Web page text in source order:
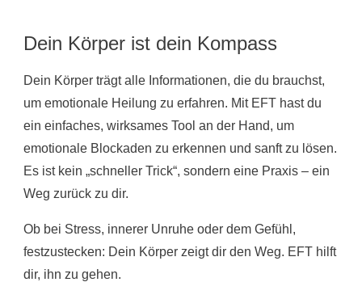
Dein Körper ist dein Kompass
Dein Körper trägt alle Informationen, die du brauchst,
um emotionale Heilung zu erfahren. Mit EFT hast du
ein einfaches, wirksames Tool an der Hand, um
emotionale Blockaden zu erkennen und sanft zu lösen.
Es ist kein „schneller Trick“, sondern eine Praxis – ein
Weg zurück zu dir.
Ob bei Stress, innerer Unruhe oder dem Gefühl,
festzustecken: Dein Körper zeigt dir den Weg. EFT hilft
dir, ihn zu gehen.